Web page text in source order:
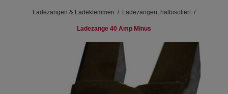
Ladezangen & Ladeklemmen / Ladezangen, halbisoliert /
Ladezange 40 Amp Minus